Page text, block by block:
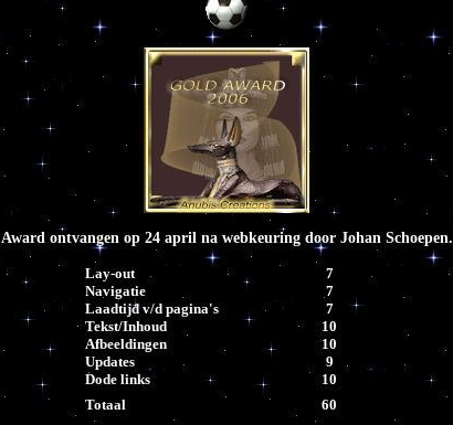
Award ontvangen op 24 april na webkeuring door Johan Schoepen.
Lay-out
7
Navigatie
7
Laadtijd v/d pagina's
7
Tekst/Inhoud
10
Afbeeldingen
10
Updates
9
Dode links
10
Totaal
60